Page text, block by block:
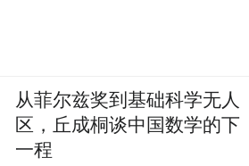
从菲尔兹奖到基础科学无人
区，丘成桐谈中国数学的下
一程